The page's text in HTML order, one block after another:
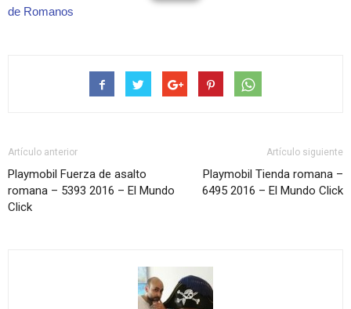
de Romanos
Artículo anterior
Playmobil Fuerza de asalto
romana – 5393 2016 – El Mundo
Click
Artículo siguiente
Playmobil Tienda romana –
6495 2016 – El Mundo Click